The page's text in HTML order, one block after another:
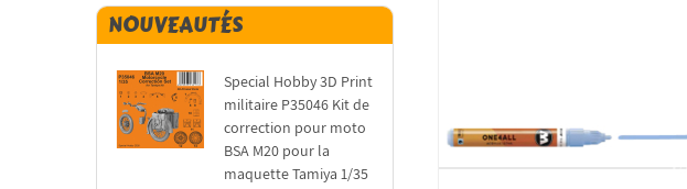
NOUVEAUTÉS
Special Hobby 3D Print
militaire P35046 Kit de
correction pour moto
BSA M20 pour la
maquette Tamiya 1/35